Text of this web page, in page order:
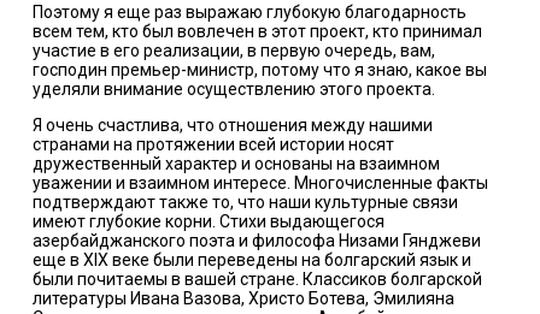
Поэтому я еще раз выражаю глубокую благодарность
всем тем, кто был вовлечен в этот проект, кто принимал
участие в его реализации, в первую очередь, вам,
господин премьер-министр, потому что я знаю, какое вы
уделяли внимание осуществлению этого проекта.
Я очень счастлива, что отношения между нашими
странами на протяжении всей истории носят
дружественный характер и основаны на взаимном
уважении и взаимном интересе. Многочисленные факты
подтверждают также то, что наши культурные связи
имеют глубокие корни. Стихи выдающегося
азербайджанского поэта и философа Низами Гянджеви
еще в XIХ веке были переведены на болгарский язык и
были почитаемы в вашей стране. Классиков болгарской
литературы Ивана Вазова, Христо Ботева, Эмилияна